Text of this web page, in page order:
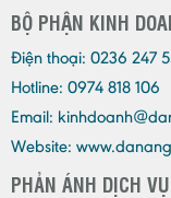
BỘ PHẬN KINH
Điện thoại: 0236 247
Hotline: 0974 818 106
Email:
Website:
PHẢN ÁNH DỊCH VỤ